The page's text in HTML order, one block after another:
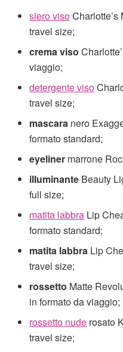
siero viso
travel size;
crema viso
viaggio;
detergente viso
travel size;
mascara nero
formato standard;
eyeliner marrone
illuminante Beauty
full size;
matita labbra Lip
formato standard;
matita labbra Lip
travel size;
rossetto Matte
in formato da viaggio;
rossetto nude rosato
travel size;